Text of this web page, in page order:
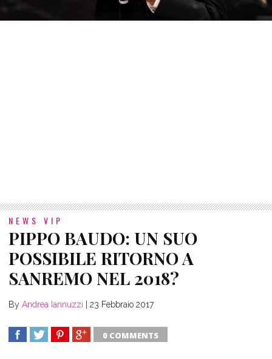
NEWS VIP
PIPPO BAUDO: UN SUO
POSSIBILE RITORNO A
SANREMO NEL 2018?
By Andrea Iannuzzi 23 Febbraio 2017
0 COMMENTS